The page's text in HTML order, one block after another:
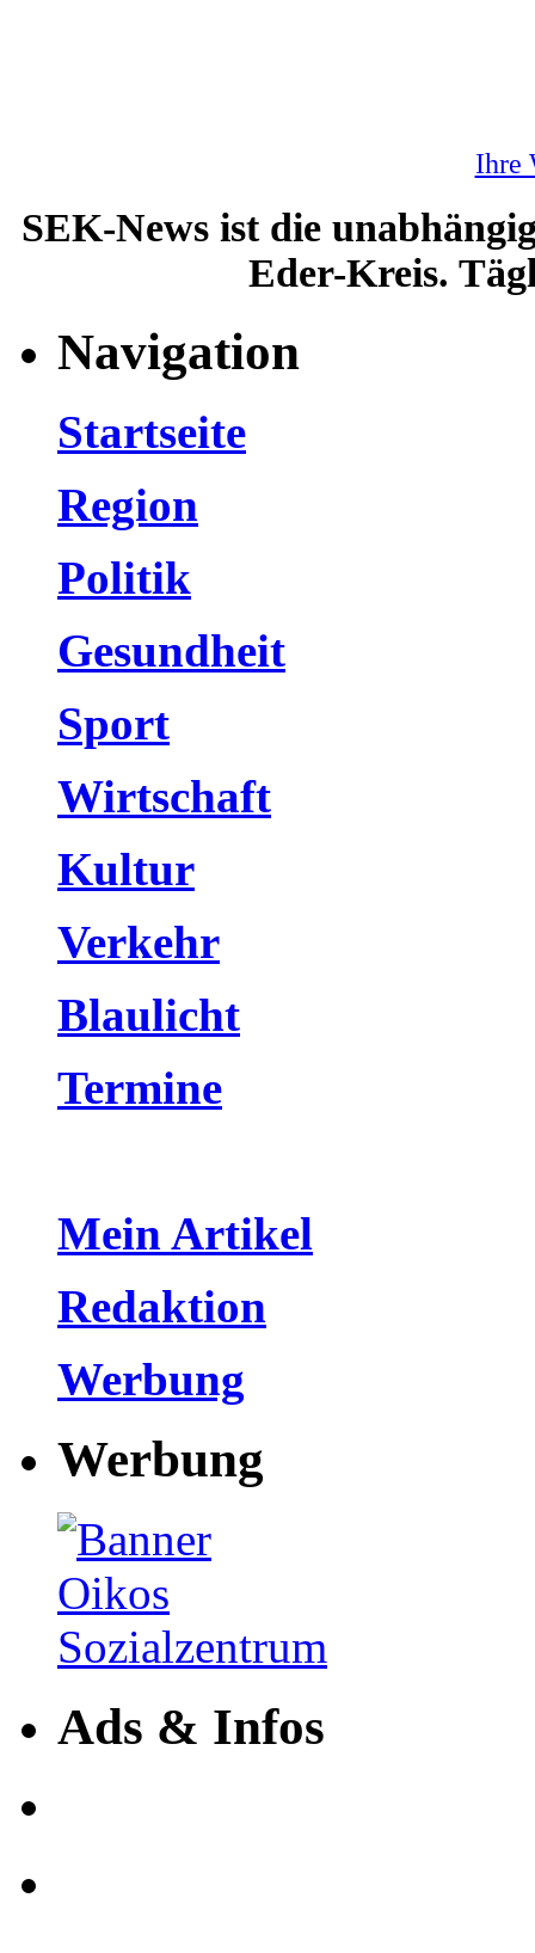
Ihre
SEK-News ist die
Eder-Kreis.
Navigation
Startseite
Region
Politik
Gesundheit
Sport
Wirtschaft
Kultur
Verkehr
Blaulicht
Termine
Mein Artikel
Redaktion
Werbung
Werbung
Ads & Infos